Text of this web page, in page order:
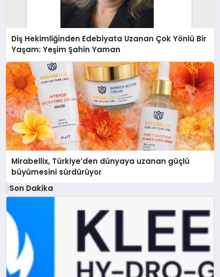
Diş Hekimliğinden Edebiyata Uzanan Çok Yönlü Bir
Yaşam: Yeşim Şahin Yaman
Mirabellix, Türkiye’den dünyaya uzanan güçlü
büyümesini sürdürüyor
Son Dakika